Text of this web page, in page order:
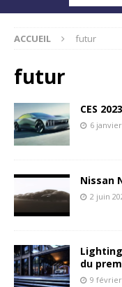
ACCUEIL futur
futur
CES
6
Nissan
2 juin
du
9 février